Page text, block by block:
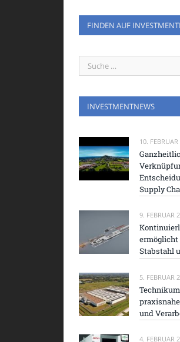
FINDEN AUF
INVESTMENTNEWS
10.
Supply
9. FEBRUAR
Stabstahl
5. FEBRUAR
und
4. FEBRUAR